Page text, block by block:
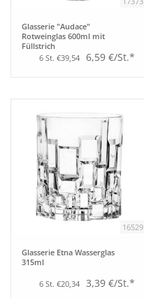
Glasserie "Audace"
Rotweinglas 600ml mit
Füllstrich
6 St. €39,54 6,59 €/St.*
16529
Glasserie Etna Wasserglas
315ml
6 St. €20,34 3,39 €/St.*